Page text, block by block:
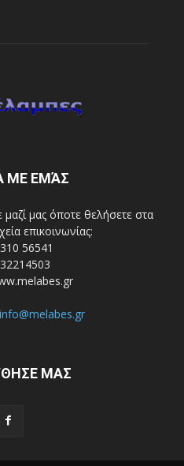
ΜΕ ΕΜΆΣ
μαζί μας όποτε θελήσετε στα
επικοινωνίας:
56541
info@melabes.gr
ΜΑΣ